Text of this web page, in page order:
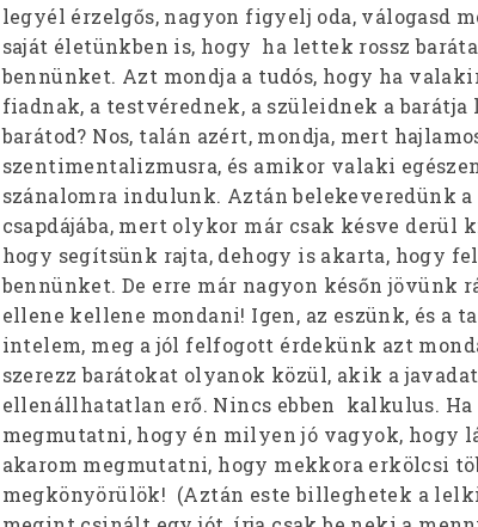
legyél érzelgős, nagyon figyelj oda, válogasd
saját életünkben is, hogy ha lettek rossz
bennünket. Azt mondja a tudós, hogy ha
fiadnak, a testvérednek, a szüleidnek a
barátod? Nos, talán azért, mondja, mert
szentimentalizmusra, és amikor valaki
szánalomra indulunk. Aztán belekeveredünk
csapdájába, mert olykor már csak késve derül
hogy segítsünk rajta, dehogy is akarta, hogy
bennünket. De erre már nagyon későn jövünk
ellene kellene mondani! Igen, az eszünk, és a
intelem, meg a jól felfogott érdekünk azt
szerezz barátokat olyanok közül, akik a
ellenállhatatlan erő. Nincs ebben kalkulus.
megmutatni, hogy én milyen jó vagyok, hogy
akarom megmutatni, hogy mekkora erkölcsi
megkönyörülök! (Aztán este billeghetek a